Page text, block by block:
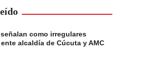
como irregulares
alcaldía de Cúcuta y AMC